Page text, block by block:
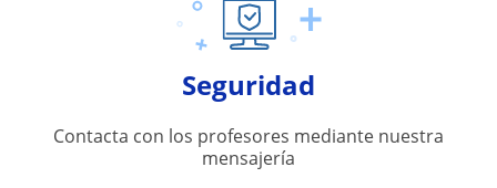
Seguridad
Contacta con los profesores mediante nuestra
mensajería